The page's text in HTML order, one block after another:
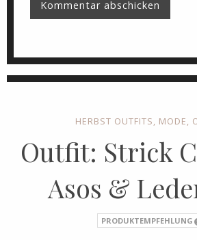
HERBST OUTFITS, MODE,
Outfit: Strick
Asos &
PRODUKTEMPFEHLUNG